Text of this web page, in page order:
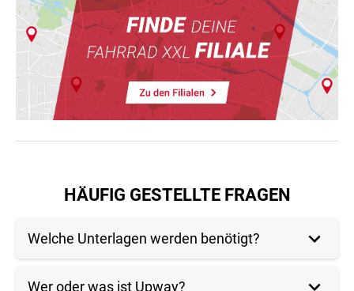
HÄUFIG GESTELLTE FRAGEN
Welche Unterlagen werden benötigt?
Wer oder was ist Upway?